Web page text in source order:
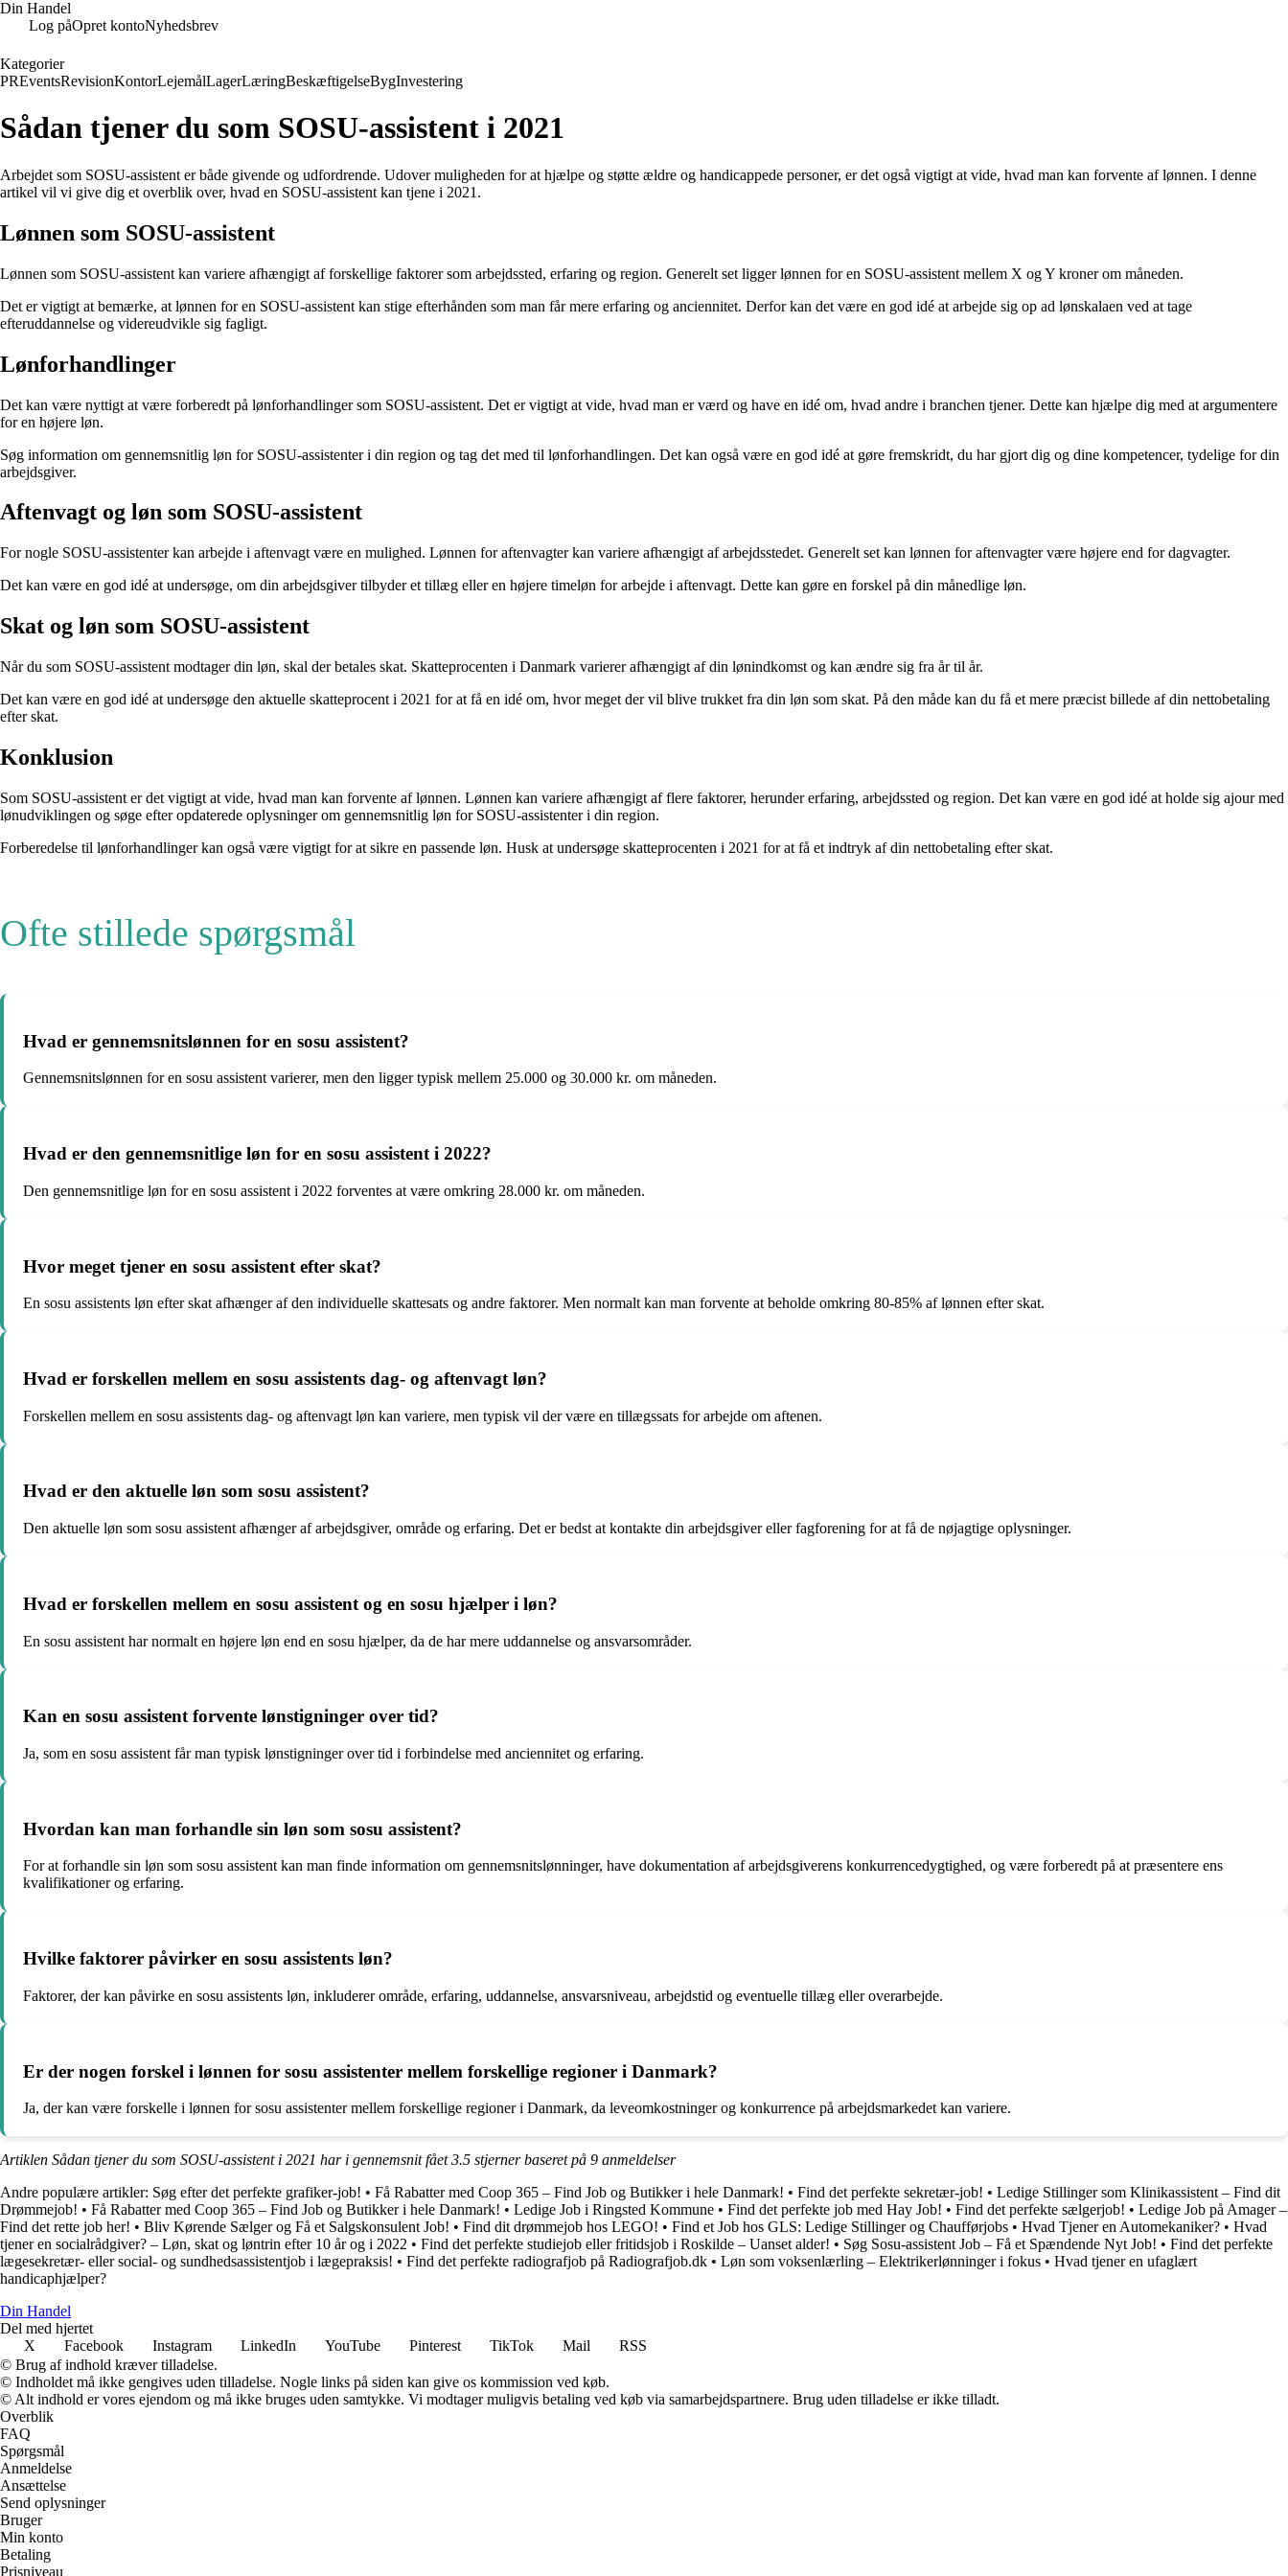
Din Handel
Log påOpret kontoNyhedsbrev
Kategorier
PREventsRevisionKontorLejemålLagerLæringBeskæftigelseBygInvestering
Sådan tjener du som SOSU-assistent i 2021
Arbejdet som SOSU-assistent er både givende og udfordrende. Udover muligheden for at hjælpe og støtte ældre og handicappede personer, er det også vigtigt at vide, hvad man kan forvente af lønnen. I denne
artikel vil vi give dig et overblik over, hvad en SOSU-assistent kan tjene i 2021.
Lønnen som SOSU-assistent
Lønnen som SOSU-assistent kan variere afhængigt af forskellige faktorer som arbejdssted, erfaring og region. Generelt set ligger lønnen for en SOSU-assistent mellem X og Y kroner om måneden.
Det er vigtigt at bemærke, at lønnen for en SOSU-assistent kan stige efterhånden som man får mere erfaring og anciennitet. Derfor kan det være en god idé at arbejde sig op ad lønskalaen ved at tage
efteruddannelse og videreudvikle sig fagligt.
Lønforhandlinger
Det kan være nyttigt at være forberedt på lønforhandlinger som SOSU-assistent. Det er vigtigt at vide, hvad man er værd og have en idé om, hvad andre i branchen tjener. Dette kan hjælpe dig med at argumentere
for en højere løn.
Søg information om gennemsnitlig løn for SOSU-assistenter i din region og tag det med til lønforhandlingen. Det kan også være en god idé at gøre fremskridt, du har gjort dig og dine kompetencer, tydelige for din
arbejdsgiver.
Aftenvagt og løn som SOSU-assistent
For nogle SOSU-assistenter kan arbejde i aftenvagt være en mulighed. Lønnen for aftenvagter kan variere afhængigt af arbejdsstedet. Generelt set kan lønnen for aftenvagter være højere end for dagvagter.
Det kan være en god idé at undersøge, om din arbejdsgiver tilbyder et tillæg eller en højere timeløn for arbejde i aftenvagt. Dette kan gøre en forskel på din månedlige løn.
Skat og løn som SOSU-assistent
Når du som SOSU-assistent modtager din løn, skal der betales skat. Skatteprocenten i Danmark varierer afhængigt af din lønindkomst og kan ændre sig fra år til år.
Det kan være en god idé at undersøge den aktuelle skatteprocent i 2021 for at få en idé om, hvor meget der vil blive trukket fra din løn som skat. På den måde kan du få et mere præcist billede af din nettobetaling
efter skat.
Konklusion
Som SOSU-assistent er det vigtigt at vide, hvad man kan forvente af lønnen. Lønnen kan variere afhængigt af flere faktorer, herunder erfaring, arbejdssted og region. Det kan være en god idé at holde sig ajour med
lønudviklingen og søge efter opdaterede oplysninger om gennemsnitlig løn for SOSU-assistenter i din region.
Forberedelse til lønforhandlinger kan også være vigtigt for at sikre en passende løn. Husk at undersøge skatteprocenten i 2021 for at få et indtryk af din nettobetaling efter skat.
Ofte stillede spørgsmål
Hvad er gennemsnitslønnen for en sosu assistent?
Gennemsnitslønnen for en sosu assistent varierer, men den ligger typisk mellem 25.000 og 30.000 kr. om måneden.
Hvad er den gennemsnitlige løn for en sosu assistent i 2022?
Den gennemsnitlige løn for en sosu assistent i 2022 forventes at være omkring 28.000 kr. om måneden.
Hvor meget tjener en sosu assistent efter skat?
En sosu assistents løn efter skat afhænger af den individuelle skattesats og andre faktorer. Men normalt kan man forvente at beholde omkring 80-85% af lønnen efter skat.
Hvad er forskellen mellem en sosu assistents dag- og aftenvagt løn?
Forskellen mellem en sosu assistents dag- og aftenvagt løn kan variere, men typisk vil der være en tillægssats for arbejde om aftenen.
Hvad er den aktuelle løn som sosu assistent?
Den aktuelle løn som sosu assistent afhænger af arbejdsgiver, område og erfaring. Det er bedst at kontakte din arbejdsgiver eller fagforening for at få de nøjagtige oplysninger.
Hvad er forskellen mellem en sosu assistent og en sosu hjælper i løn?
En sosu assistent har normalt en højere løn end en sosu hjælper, da de har mere uddannelse og ansvarsområder.
Kan en sosu assistent forvente lønstigninger over tid?
Ja, som en sosu assistent får man typisk lønstigninger over tid i forbindelse med anciennitet og erfaring.
Hvordan kan man forhandle sin løn som sosu assistent?
For at forhandle sin løn som sosu assistent kan man finde information om gennemsnitslønninger, have dokumentation af arbejdsgiverens konkurrencedygtighed, og være forberedt på at præsentere ens
kvalifikationer og erfaring.
Hvilke faktorer påvirker en sosu assistents løn?
Faktorer, der kan påvirke en sosu assistents løn, inkluderer område, erfaring, uddannelse, ansvarsniveau, arbejdstid og eventuelle tillæg eller overarbejde.
Er der nogen forskel i lønnen for sosu assistenter mellem forskellige regioner i Danmark?
Ja, der kan være forskelle i lønnen for sosu assistenter mellem forskellige regioner i Danmark, da leveomkostninger og konkurrence på arbejdsmarkedet kan variere.
Artiklen Sådan tjener du som SOSU-assistent i 2021 har i gennemsnit fået3.5 stjerner baseret på 9 anmeldelser
Andre populære artikler: Søg efter det perfekte grafiker-job! • Få Rabatter med Coop 365 – Find Job og Butikker i hele Danmark! • Find det perfekte sekretær-job! • Ledige Stillinger som Klinikassistent – Find dit
Drømmejob! • Få Rabatter med Coop 365 – Find Job og Butikker i hele Danmark! • Ledige Job i Ringsted Kommune • Find det perfekte job med Hay Job! • Find det perfekte sælgerjob! • Ledige Job på Amager –
Find det rette job her! • Bliv Kørende Sælger og Få et Salgskonsulent Job! • Find dit drømmejob hos LEGO! • Find et Job hos GLS: Ledige Stillinger og Chaufførjobs • Hvad Tjener en Automekaniker? • Hvad
tjener en socialrådgiver? – Løn, skat og løntrin efter 10 år og i 2022 • Find det perfekte studiejob eller fritidsjob i Roskilde – Uanset alder! • Søg Sosu-assistent Job – Få et Spændende Nyt Job! • Find det perfekte
lægesekretær- eller social- og sundhedsassistentjob i lægepraksis! • Find det perfekte radiografjob på Radiografjob.dk • Løn som voksenlærling – Elektrikerlønninger i fokus • Hvad tjener en ufaglært
handicaphjælper?
Din Handel
Del med hjertet
X
Facebook Instagram LinkedIn YouTube Pinterest TikTok Mail
RSS
© Brug af indhold kræver tilladelse.
© Indholdet må ikke gengives uden tilladelse. Nogle links på siden kan give os kommission ved køb.
© Alt indhold er vores ejendom og må ikke bruges uden samtykke. Vi modtager muligvis betaling ved køb via samarbejdspartnere. Brug uden tilladelse er ikke tilladt.
Overblik
FAQ
Spørgsmål
Anmeldelse
Ansættelse
Send oplysninger
Bruger
Min konto
Betaling
Prisniveau